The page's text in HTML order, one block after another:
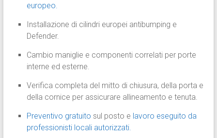
europeo.
Installazione di cilindri europei antibumping e
Defender.
Cambio maniglie e componenti correlati per porte
interne ed esterne.
Verifica completa del mitto di chiusura, della porta e
della cornice per assicurare allineamento e tenuta.
Preventivo gratuito sul posto e lavoro eseguito da
professionisti locali autorizzati.